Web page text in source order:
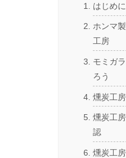
はじめに
ホンマ
工房
モミガ
ろう
燻炭工
燻炭工
認
燻炭工